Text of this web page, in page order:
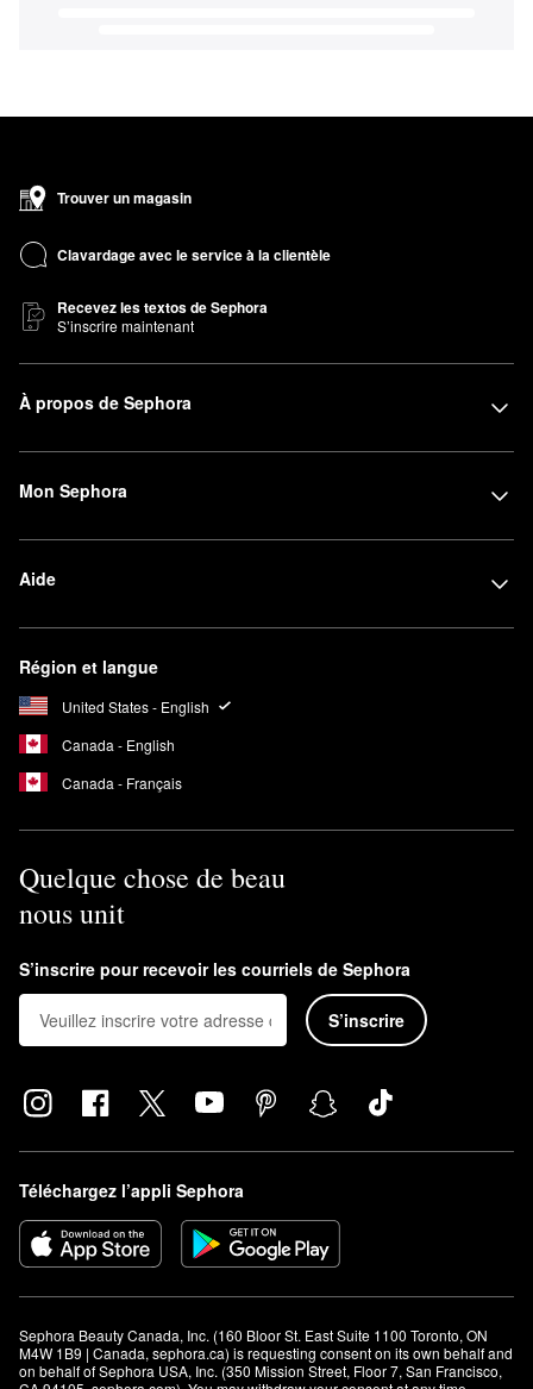
Trouver un magasin
Clavardage avec le service à la clientèle
Recevez les textos de Sephora
S’inscrire maintenant
À propos de Sephora
Mon Sephora
Aide
Région et langue
United States - English
Canada - English
Canada - Français
Quelque chose de beau
nous unit
S’inscrire pour recevoir les courriels de Sephora
S’inscrire
Téléchargez l’appli Sephora
Sephora Beauty Canada, Inc. (160 Bloor St. East Suite 1100 Toronto, ON
M4W 1B9 | Canada, sephora.ca) is requesting consent on its own behalf and
on behalf of Sephora USA, Inc. (350 Mission Street, Floor 7, San Francisco,